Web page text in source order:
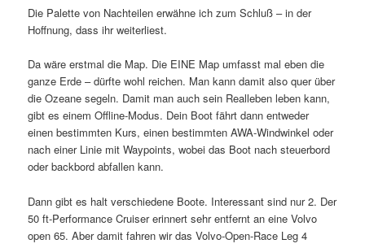
Die Palette von Nachteilen erwähne ich zum Schluß – in der
Hoffnung, dass ihr weiterliest.
Da wäre erstmal die Map. Die EINE Map umfasst mal eben die
ganze Erde – dürfte wohl reichen. Man kann damit also quer über
die Ozeane segeln. Damit man auch sein Realleben leben kann,
gibt es einem Offline-Modus. Dein Boot fährt dann entweder
einen bestimmten Kurs, einen bestimmten AWA-Windwinkel oder
nach einer Linie mit Waypoints, wobei das Boot nach steuerbord
oder backbord abfallen kann.
Dann gibt es halt verschiedene Boote. Interessant sind nur 2. Der
50 ft-Performance Cruiser erinnert sehr entfernt an eine Volvo
open 65. Aber damit fahren wir das Volvo-Open-Race Leg 4